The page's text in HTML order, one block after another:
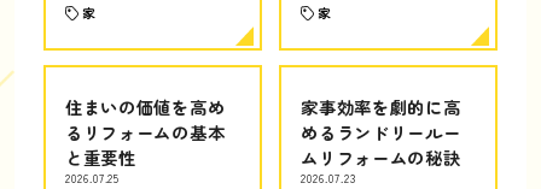
家 家
住まいの価値を高め
るリフォームの基本
と重要性
2026.07.25
家事効率を劇的に高
めるランドリールー
ムリフォームの秘訣
2026.07.23